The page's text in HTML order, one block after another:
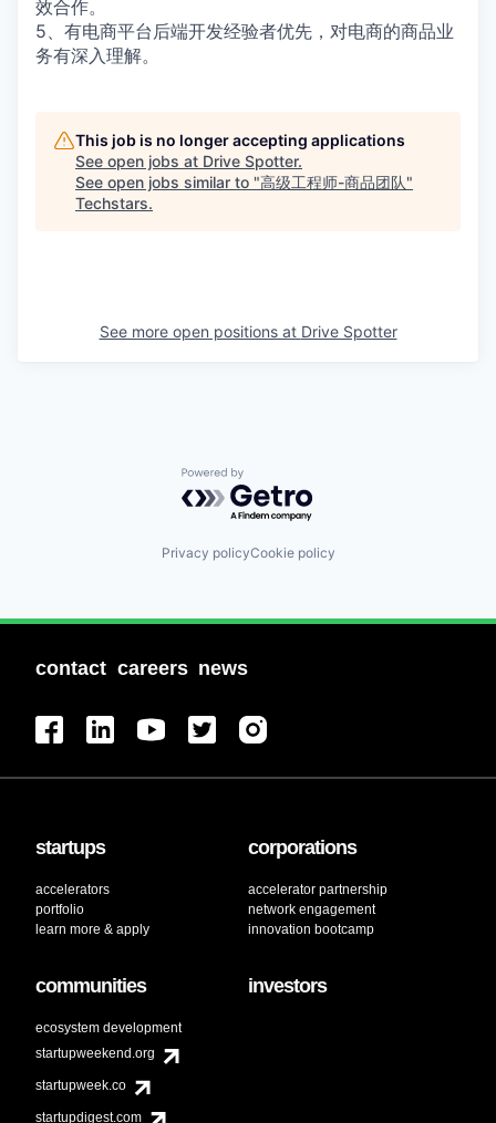
效合作。
5、有电商平台后端开发经验者优先，对电商的商品业
务有深入理解。
This job is no longer accepting applications
See open jobs at Drive Spotter.
See open jobs similar to "高级工程师-商品团队"
Techstars.
See more open positions at Drive Spotter
Powered by Getro.com
Privacy policyCookie policy
contact careers news
startups
accelerators
portfolio
learn more & apply
corporations
accelerator partnership
network engagement
innovation bootcamp
communities
ecosystem development
startupweekend.org
startupweek.co
startupdigest.com
investors